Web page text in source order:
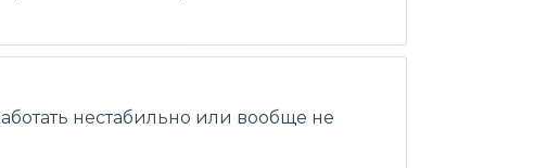
нестабильно или вообще не